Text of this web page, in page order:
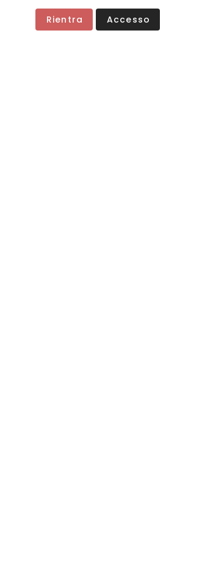
Rientra Accesso